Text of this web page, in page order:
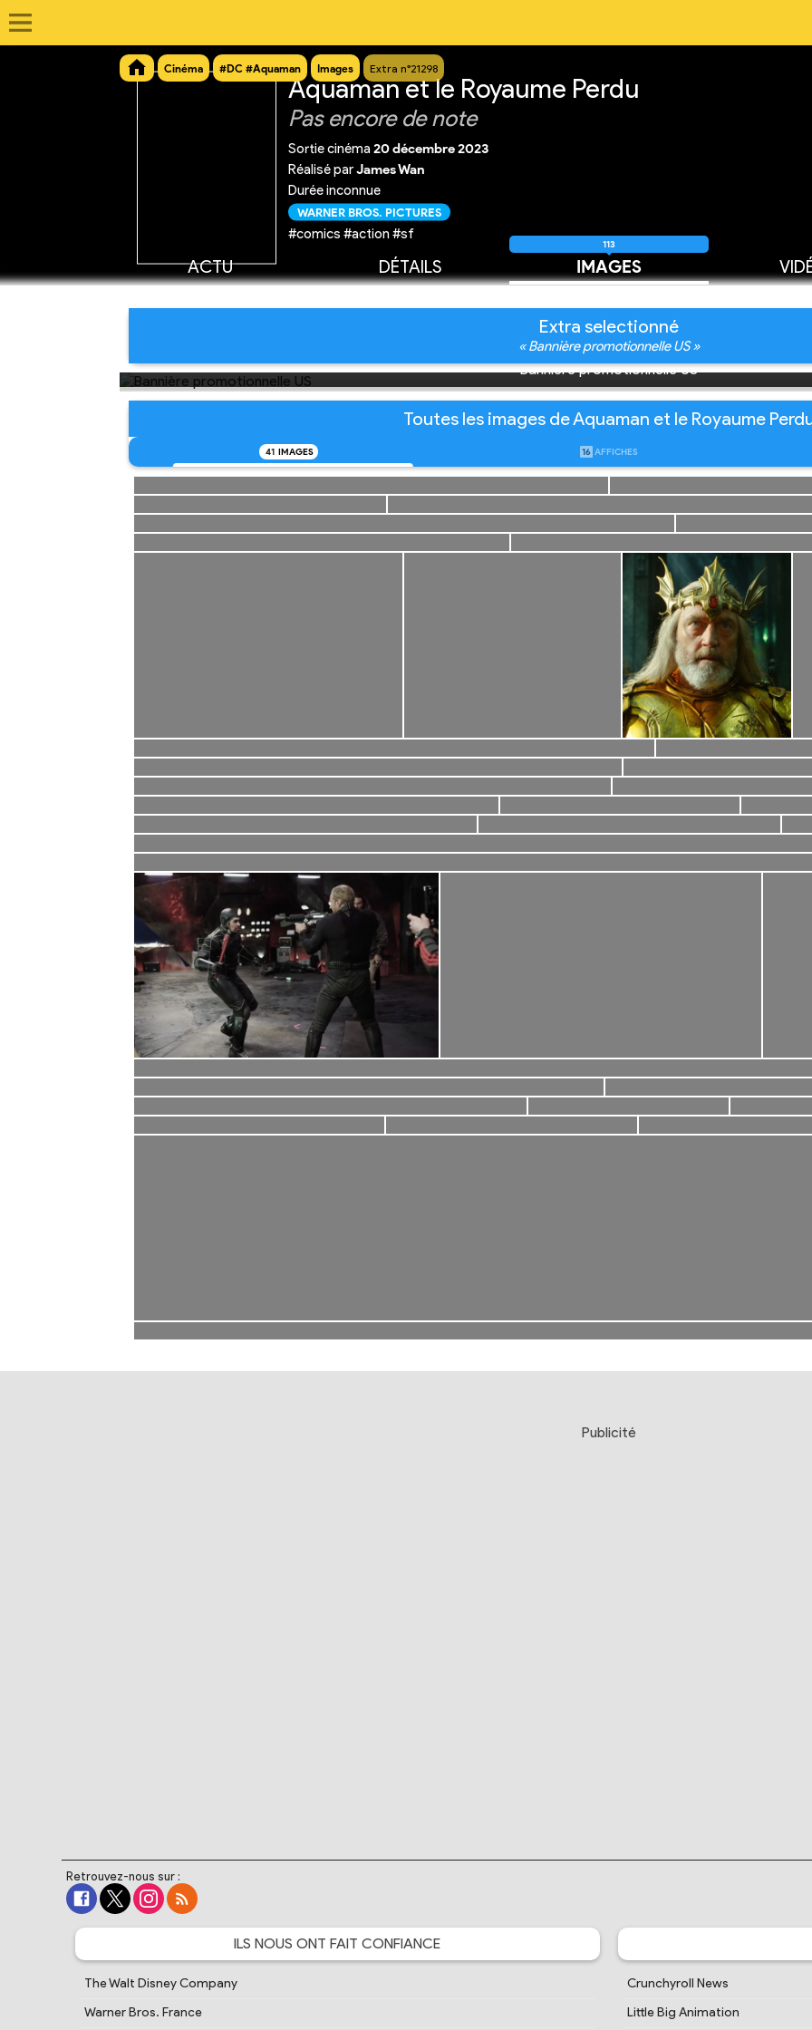
Cinéma #DC #Aquaman Images Extra n°21298
Aquaman et le Royaume Perdu
Pas encore de note
Sortie cinéma 20 décembre 2023
Réalisé parJames Wan
Durée inconnue
WARNER BROS. PICTURES
#comics #action #sf
ACTU DÉTAILS IMAGES
113
Extra selectionné
« Bannière promotionnelle US »
Bannière promotionnelle US
Toutes les images de Aquaman et le Royaume
41 IMAGES 16 AFFICHES
Publicité
Retrouvez-nous sur :
ILS NOUS ONT FAIT CONFIANCE
The Walt Disney Company
Warner Bros. France
Crunchyroll News
Little Big Animation